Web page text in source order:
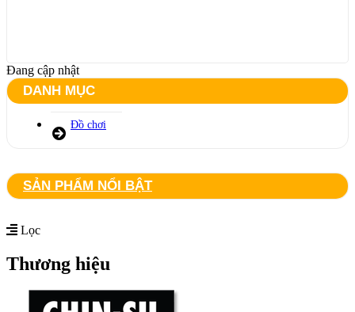
Đang cập nhật
DANH MỤC
Đồ chơi
SẢN PHẨM NỔI BẬT
Lọc
Thương hiệu